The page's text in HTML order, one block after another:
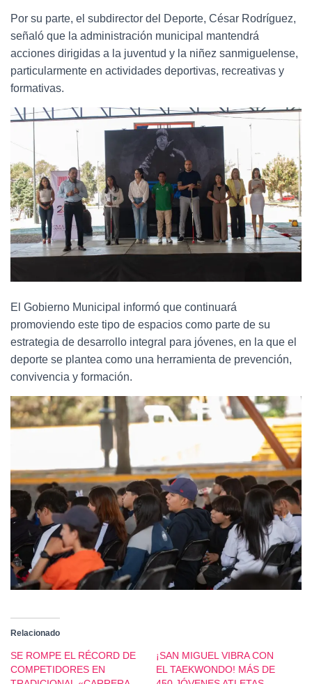
Por su parte, el subdirector del Deporte, César Rodríguez,
señaló que la administración municipal mantendrá
acciones dirigidas a la juventud y la niñez sanmiguelense,
particularmente en actividades deportivas, recreativas y
formativas.
El Gobierno Municipal informó que continuará
promoviendo este tipo de espacios como parte de su
estrategia de desarrollo integral para jóvenes, en la que el
deporte se plantea como una herramienta de prevención,
convivencia y formación.
Relacionado
SE ROMPE EL RÉCORD DE
COMPETIDORES EN
¡SAN MIGUEL VIBRA CON
EL TAEKWONDO! MÁS DE